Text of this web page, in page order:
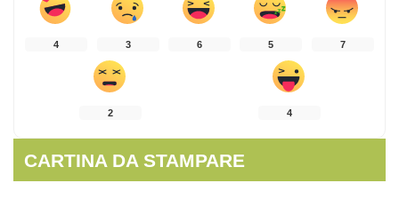
4 3 6 5 7
2 4
CARTINA DA STAMPARE